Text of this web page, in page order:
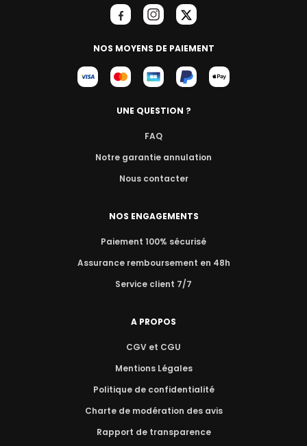
NOS MOYENS DE PAIEMENT
UNE QUESTION ?
FAQ
Notre garantie annulation
Nous contacter
NOS ENGAGEMENTS
Paiement 100% sécurisé
Assurance remboursement en 48h
Service client 7/7
A PROPOS
CGV et CGU
Mentions Légales
Politique de confidentialité
Charte de modération des avis
Rapport de transparence